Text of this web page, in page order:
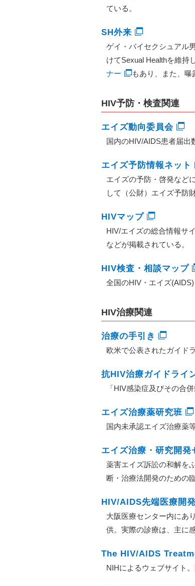
ている。
SH外来
ゲイ・バイセクシュアル
けてSexual Healthを維持
ナー
もあり、また、
HIV予防・検査関連
エイズ動向委員会
国内のHIV/AIDS患者届出
エイズ予防情報ネット
エイズの予防・啓発など
して（公財）エイズ予防
HIVマップ
HIV/エイズの総合情報サ
などが掲載されている。
HIV検査・相談マップ
全国のHIV・エイズ
HIV治療関連
治療の手引き
欧米で公表されたガイド
抗HIV治療ガイドライ
「HIV感染症及びその合
エイズ治療薬研究班
国内未承認エイズ治療薬
エイズ治療・研究開発
薬害エイズ訴訟の和解を
断・治療法開発のための
HIV/AIDS先端医療開
大阪医療センター内にあ
供。実際の診療は、主に
The HIV/AIDS
NIHによるウェブサイト